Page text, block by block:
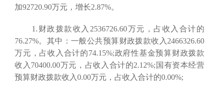
加92720.90万元，增长2.87%。
1.财政拨款收入2536726.60万元，占收入合计的
76.27%。其中：一般公共预算财政拨款收入2466326.60
万元，占收入合计的74.15%;政府性基金预算财政拨款
收入70400.00万元，占收入合计的2.12%;国有资本经营
预算财政拨款收入0.00万元，占收入合计的0.00%;